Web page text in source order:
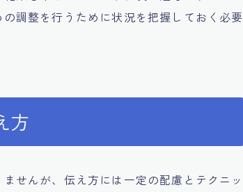
調整を行うために状況を把握しておく必要
方
せんが、伝え方には一定の配慮とテクニッ